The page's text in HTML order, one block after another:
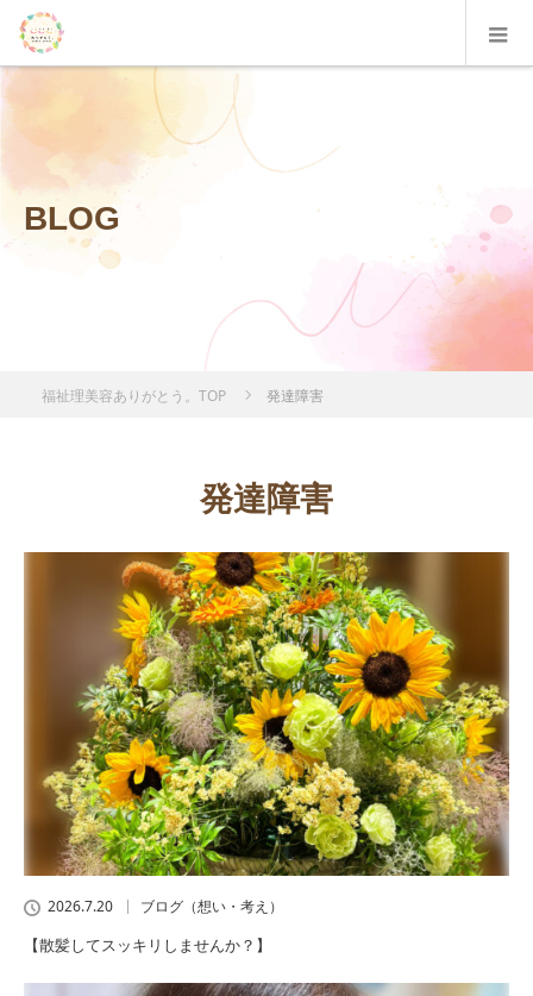
BLOG
福祉理美容ありがとう。TOP 発達障害
発達障害
2026.7.20 ブログ（想い・考え）
【散髪してスッキリしませんか？】